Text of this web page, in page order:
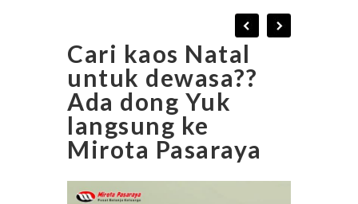
Cari kaos Natal
untuk dewasa??
Ada dong Yuk
langsung ke
Mirota Pasaraya